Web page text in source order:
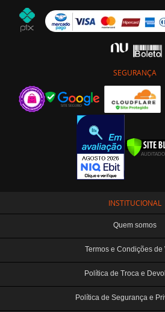
SEGURANÇA
INSTITUCIONAL
Quem somos
Termos e Condições de
Política de Troca e
Política de Segurança e